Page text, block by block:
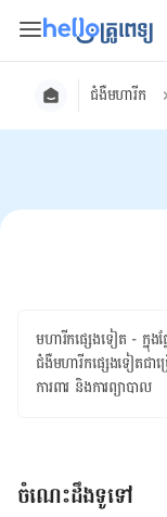
ជំងឺមហារីក
មហារីក​​ផ្សេង​ទៀត​​​ - ក្នុង​
ជំងឺ​មហារីកផ្សេង​ទៀត​ជា​
ការពារ​ និង​ការ​ព្យាបាល
ចំណេះដឹងទូទៅ